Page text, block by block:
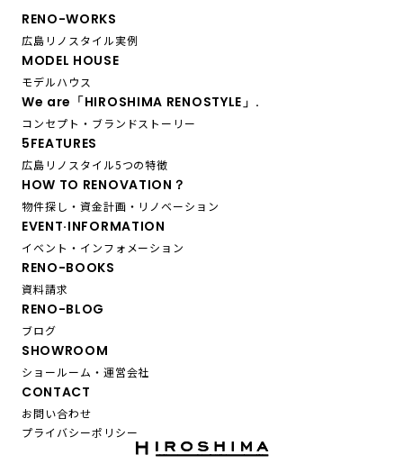
RENO-WORKS
広島リノスタイル実例
MODEL HOUSE
モデルハウス
We are「HIROSHIMA RENOSTYLE」.
コンセプト・ブランドストーリー
5FEATURES
広島リノスタイル5つの特徴
HOW TO RENOVATION？
物件探し・資金計画・リノベーション
EVENT·INFORMATION
イベント・インフォメーション
RENO-BOOKS
資料請求
RENO-BLOG
ブログ
SHOWROOM
ショールーム・運営会社
CONTACT
お問い合わせ
プライバシーポリシー